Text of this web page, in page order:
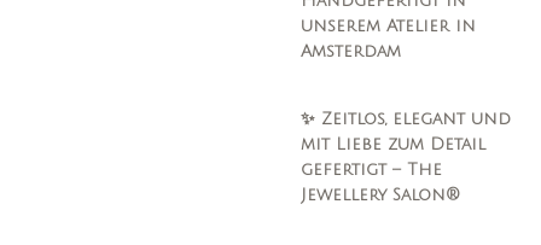
unserem Atelier in
Amsterdam
✨ Zeitlos, elegant und
mit Liebe zum Detail
gefertigt – The
Jewellery Salon®